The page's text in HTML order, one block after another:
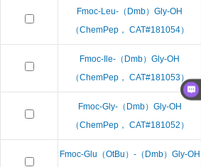
Fmoc-Leu-（Dmb）Gly-OH
（ChemPep， CAT#181054）
Fmoc-Ile-（Dmb）Gly-OH
（ChemPep， CAT#181053）
Fmoc-Gly-（Dmb）Gly-OH
（ChemPep， CAT#181052）
Fmoc-Glu（OtBu）-（Dmb）Gly-OH